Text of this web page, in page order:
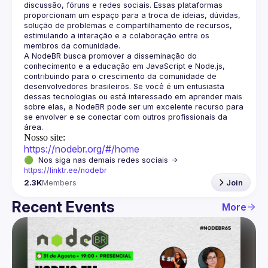
discussão, fóruns e redes sociais. Essas plataformas
proporcionam um espaço para a troca de ideias, dúvidas,
solução de problemas e compartilhamento de recursos,
estimulando a interação e a colaboração entre os
A NodeBR busca promover a disseminação do
conhecimento e a educação em JavaScript e Node.js,
contribuindo para o crescimento da comunidade de
desenvolvedores brasileiros. Se você é um entusiasta
dessas tecnologias ou está interessado em aprender mais
sobre elas, a NodeBR pode ser um excelente recurso para
se envolver e se conectar com outros profissionais da
Nosso site:
https://nodebr.org/#/home
https://linktr.ee/nodebr
2.3KMembers Join
Recent Events More